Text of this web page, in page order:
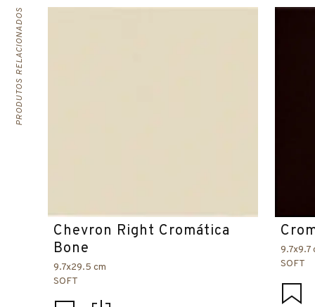
PRODUTOS RELACIONADOS
Chevron Right Cromática
Bone
9.7x29.5 cm
SOFT
9.7x9.7
SOFT